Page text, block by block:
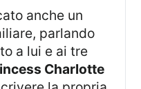
parlando
a lui e ai tre
Charlotte